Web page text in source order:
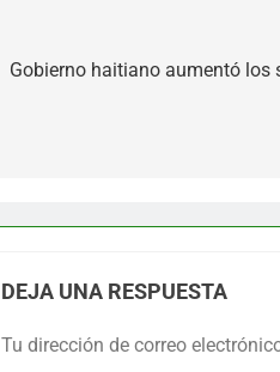
de
Gobierno haitiano aumentó los
DEJA UNA RESPUESTA
Tu dirección de correo